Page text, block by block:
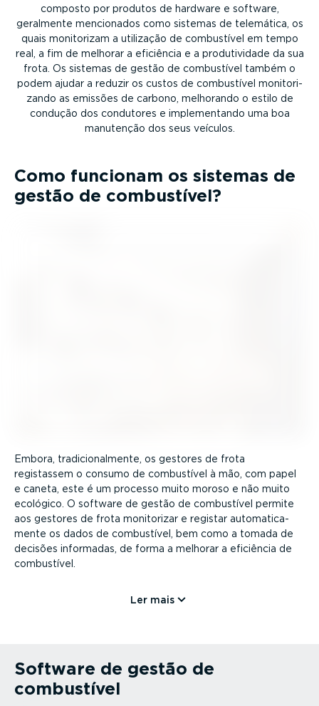
composto por produtos de hardware e software,
geralmente mencionados como sistemas de telemática, os
quais monitorizam a utilização de combustível em tempo
real, a fim de melhorar a eficiência e a produ­ti­vidade da sua
frota. Os sistemas de gestão de combustível também o
podem ajudar a reduzir os custos de combustível monito­ri­
zando as emissões de carbono, melhorando o estilo de
condução dos condutores e imple­men­tando uma boa
manutenção dos seus veículos.
Como funcionam os sistemas de
gestão de combustível?
Embora, tradi­ci­o­nal­mente, os gestores de frota
registassem o consumo de combustível à mão, com papel
e caneta, este é um processo muito moroso e não muito
ecológico. O software de gestão de combustível permite
aos gestores de frota monitorizar e registar automa­ti­ca­
mente os dados de combustível, bem como a tomada de
decisões informadas, de forma a melhorar a eficiência de
combustível.
Ler mais
Software de gestão de
combustível